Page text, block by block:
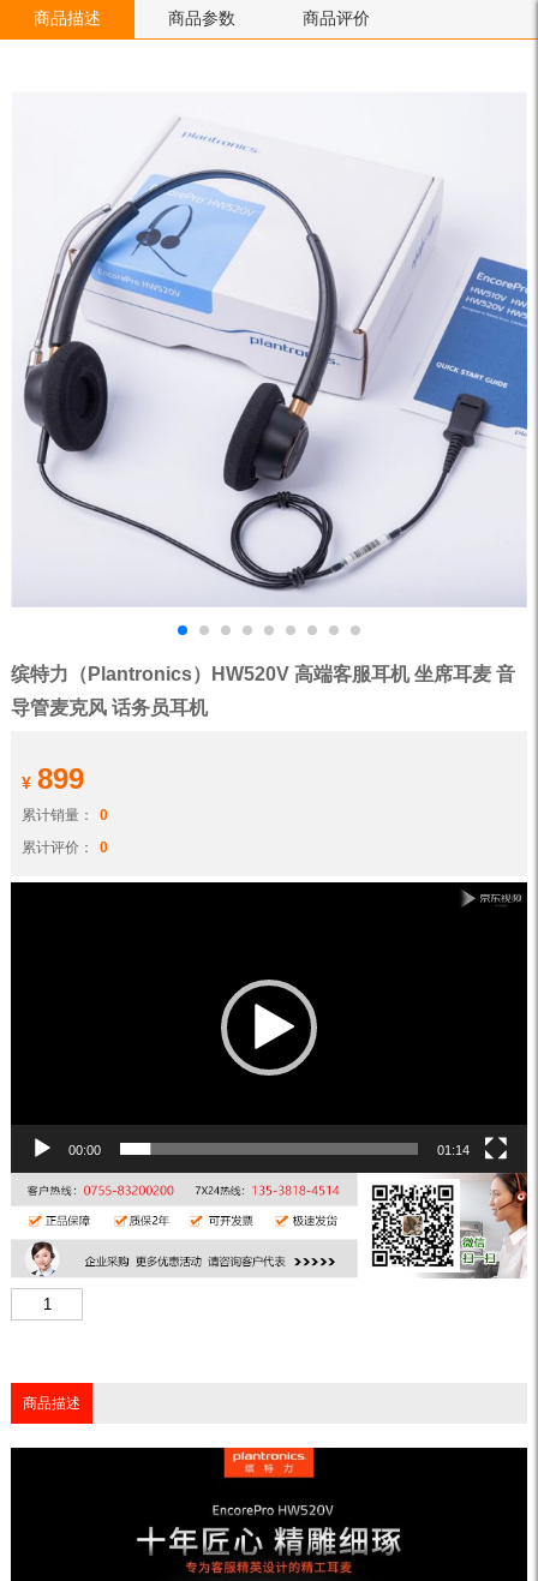
缤特力（Plantronics）HW520V 高端客服耳机 坐席耳麦 音
导管麦克风 话务员耳机
¥ 899
累计销量：
0
累计评价：
0
00:00 01:14
商品描述
商品描述 商品参数 商品评价